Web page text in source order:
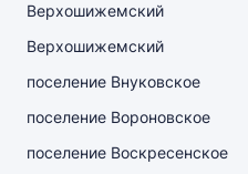
Верхошижемский
Верхошижемский
поселение Внуковское
поселение Вороновское
поселение Воскресенское